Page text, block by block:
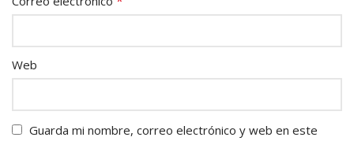
Web
Guarda mi nombre, correo electrónico y web en este